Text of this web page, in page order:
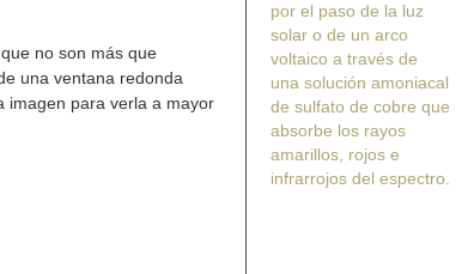
no son más que
una ventana redonda
imagen para verla a mayor
por el paso de la luz
solar o de un arco
voltaico a través de
una solución amoniacal
de sulfato de cobre que
absorbe los rayos
amarillos, rojos e
infrarrojos del espectro.